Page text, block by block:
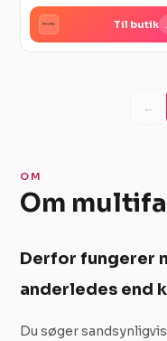
Til butik
←
OM
Om
Derfor fungerer
anderledes end
Du søger